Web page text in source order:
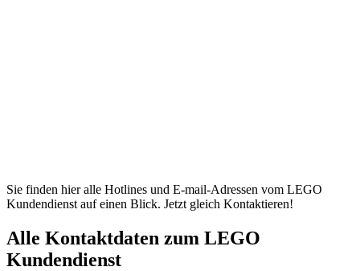
Sie finden hier alle Hotlines und E-mail-Adressen vom LEGO
Kundendienst auf einen Blick. Jetzt gleich Kontaktieren!
Alle Kontaktdaten zum LEGO
Kundendienst